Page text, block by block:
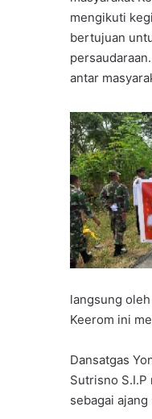
mengikuti
bertujuan
antar
langsung
Keerom ini
Dansatgas
Sutrisno S.I.P
sebagai